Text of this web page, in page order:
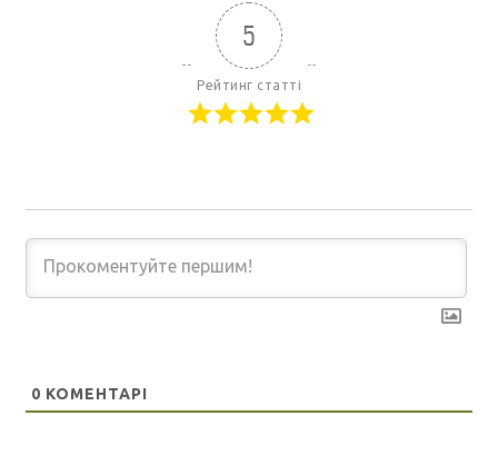
5
Рейтинг статті
0 КОМЕНТАРІ